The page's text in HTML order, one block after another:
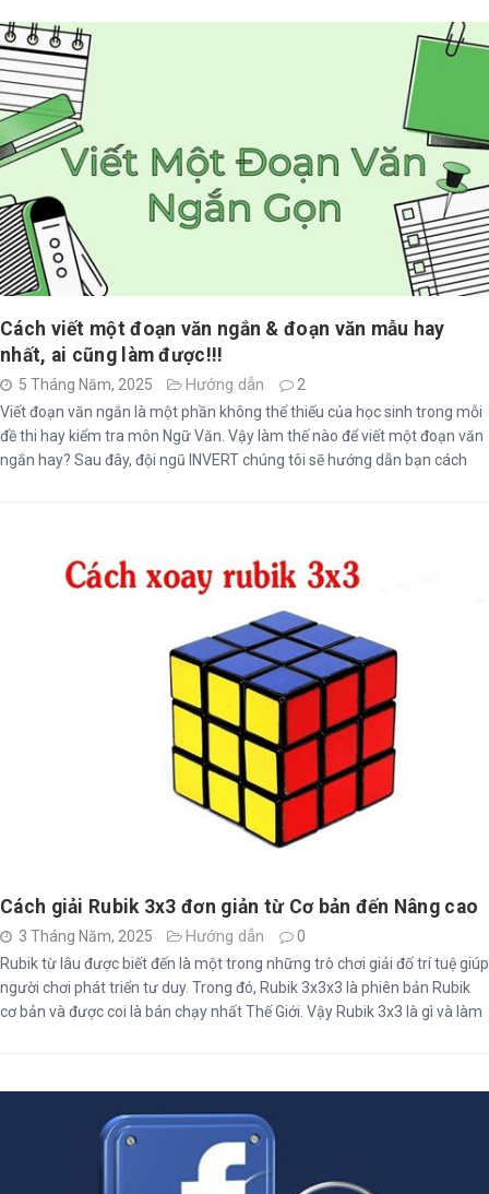
Cách viết một đoạn văn ngắn & đoạn văn mẫu hay
nhất, ai cũng làm được!!!
5 Tháng Năm, 2025 Hướng dẫn
2
Viết đoạn văn ngắn là một phần không thể thiếu của học sinh trong mỗi
đề thi hay kiểm tra môn Ngữ Văn. Vậy làm thế nào để viết một đoạn văn
ngắn hay? Sau đây, đội ngũ INVERT chúng tôi sẽ hướng dẫn bạn cách
Cách giải Rubik 3x3 đơn giản từ Cơ bản đến Nâng cao
3 Tháng Năm, 2025 Hướng dẫn
0
Rubik từ lâu được biết đến là một trong những trò chơi giải đố trí tuệ giúp
người chơi phát triển tư duy. Trong đó, Rubik 3x3x3 là phiên bản Rubik
cơ bản và được coi là bán chạy nhất Thế Giới. Vậy Rubik 3x3 là gì và làm